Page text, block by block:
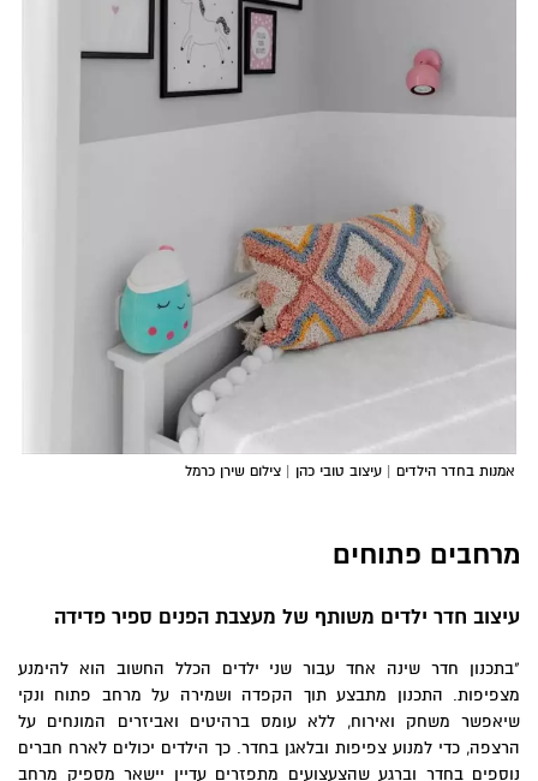
אמנות בחדר הילדים | עיצוב טובי כהן | צילום שירן כרמל
מרחבים פתוחים
עיצוב חדר ילדים משותף של מעצבת הפנים ספיר פדידה
"בתכנון חדר שינה אחד עבור שני ילדים הכלל החשוב הוא להימנע
מצפיפות. התכנון מתבצע תוך הקפדה ושמירה על מרחב פתוח ונקי
שיאפשר משחק ואירוח, ללא עומס ברהיטים ואביזרים המונחים על
הרצפה, כדי למנוע צפיפות ובלאגן בחדר. כך הילדים יכולים לארח חברים
נוספים בחדר וברגע שהצעצועים מתפזרים עדיין יישאר מספיק מרחב